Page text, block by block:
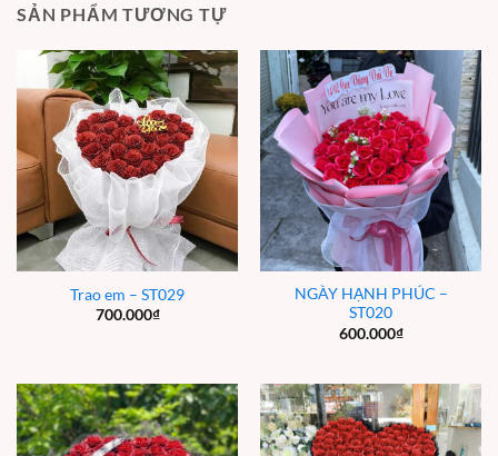
SẢN PHẨM TƯƠNG TỰ
Trao em – ST029
700.000₫
NGÀY HẠNH PHÚC –
ST020
600.000₫